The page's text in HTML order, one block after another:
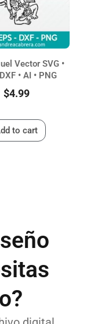
Vector SVG •
• AI • PNG
$4.99
to cart